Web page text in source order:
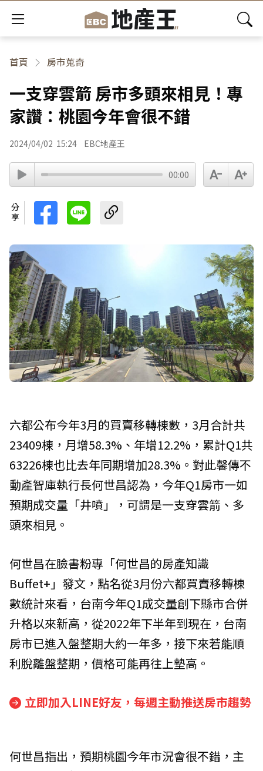
首頁 房市蒐奇
一支穿雲箭 房市多頭來相見！專
家讚：桃園今年會很不錯
2024/04/02 15:24 EBC地產王
00:00
分享
六都公布今年3月的買賣移轉棟數，3月合計共
23409棟，月增58.3%、年增12.2%，累計Q1共
63226棟也比去年同期增加28.3%。對此馨傳不
動產智庫執行長何世昌認為，今年Q1房市一如
預期成交量「井噴」，可謂是一支穿雲箭、多
頭來相見。
何世昌在臉書粉專「何世昌的房產知識
Buffet+」發文，點名從3月份六都買賣移轉棟
數統計來看，台南今年Q1成交量創下縣市合併
升格以來新高，從2022年下半年到現在，台南
房市已進入盤整期大約一年多，接下來若能順
利脫離盤整期，價格可能再往上墊高。
立即加入LINE好友，每週主動推送房市趨勢
何世昌指出，預期桃園今年市況會很不錯，主